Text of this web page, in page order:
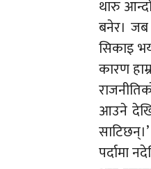
थारु
बनेर। जब
सिकाइ
कारण
आउने
पर्दामा